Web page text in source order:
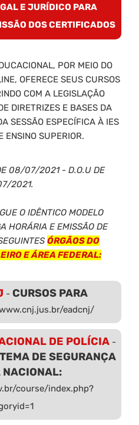
E JURÍDICO PARA
DOS CERTIFICADOS
POR MEIO DO
OFERECE SEUS CURSOS
COM A LEGISLAÇÃO
DIRETRIZES E BASES DA
SESSÃO ESPECÍFICA À IES
ENSINO SUPERIOR.
08/07/2021 - D.O.U DE
2021.
O IDÊNTICO MODELO
HORÁRIA E EMISSÃO DE
ÓRGÃOS DO
E ÁREA FEDERAL:
- CURSOS PARA
eadcnj/
DE POLÍCIA -
DE SEGURANÇA
course/index.php?